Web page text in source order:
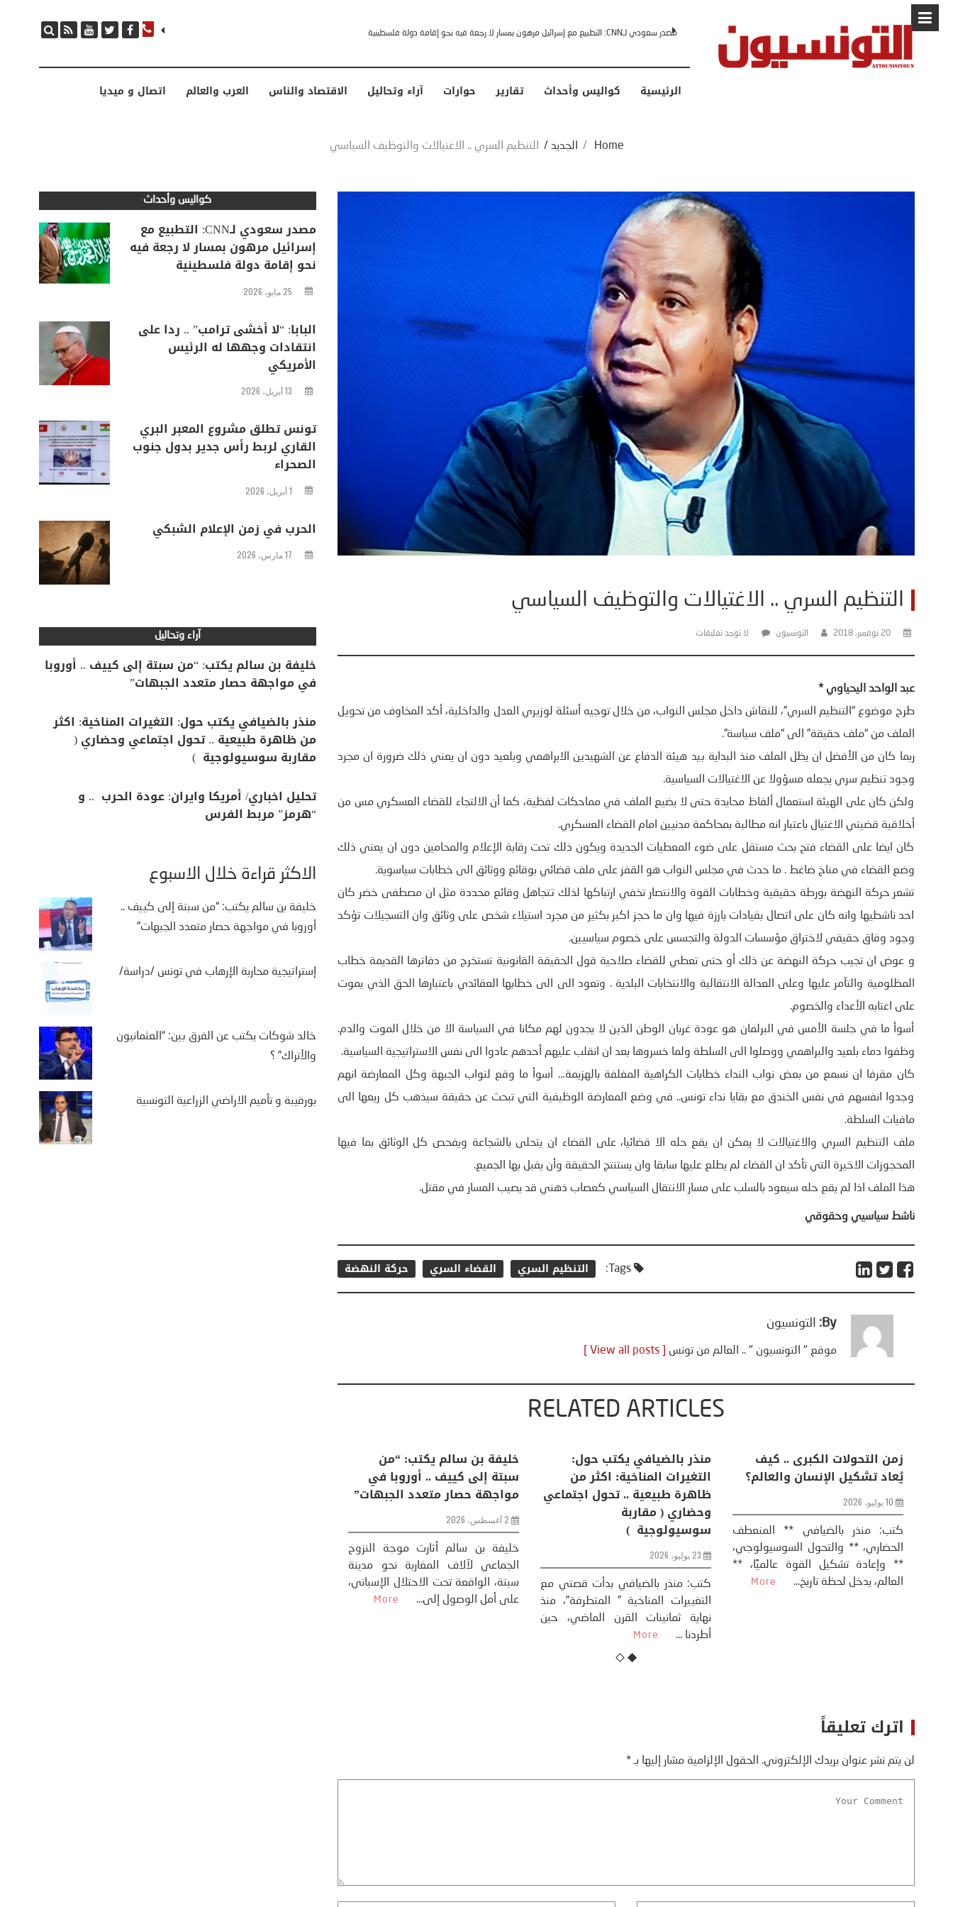
مصدر سعودي لـCNN: التطبيع مع إسرائيل مرهون بمسار لا رجعة فيه نحو إقامة دولة فلسطينية البابا: “لا أخشى ترامب” .. ردا على انتقادات وجهها له الرئيس الأمريكي
الرئيسية كواليس وأحداث تقارير حوارات آراء وتحاليل الاقتصاد والناس العرب والعالم اتصال و ميديا
Home
/ الجديد / التنظيم السري .. الاغتيالات والتوظيف السياسي
التنظيم السري .. الاغتيالات والتوظيف السياسي
20 نوفمبر، 2018 التونسيون لا توجد تعليقات
عبد الواحد اليحياوي *
طرح موضوع “التنظيم السري”، للنقاش داخل مجلس النواب، من خلال توجيه أسئلة لوزيري العدل والداخلية، أكد المخاوف من تحويل
الملف من “ملف حقيقة” الى “ملف سياسة”.
ربما كان من الأفضل ان يظل الملف منذ البداية بيد هيئة الدفاع عن الشهيدين الابراهمي وبلعيد دون ان يعني ذلك ضرورة ان مجرد
وجود تنظيم سري يجعله مسؤولا عن الاغتيالات السياسية.
ولكن كان على الهيئة استعمال ألفاظ محايدة حتى لا يضيع الملف في مماحكات لفظية، كما أن الالتجاء للقضاء العسكري مس من
أخلاقية قضيتي الاغتيال باعتبار انه مطالبة بمحاكمة مدنيين امام القضاء العسكري.
كان ايضا على القضاء فتح بحث مستقل على ضوء المعطيات الجديدة ويكون ذلك تحت رقابة الإعلام والمحامين دون ان يعني ذلك
وضع القضاء في مناخ ضاغط . ما حدث في مجلس النواب هو القفز على ملف قضائي بوقائع ووثائق الى خطابات سياسوية.
تشعر حركة النهضة بورطة حقيقية وخطابات القوة والانتصار تخفي ارتباكها لذلك تتجاهل وقائع محددة مثل ان مصطفى خضر كان
احد ناشطيها وانه كان على اتصال بقيادات بارزة فيها وان ما حجز اكبر بكثير من مجرد استيلاء شخص على وثائق وان التسجيلات تؤكد
وجود وفاق حقيقي لاختراق مؤسسات الدولة والتجسس على خصوم سياسيين.
و عوض ان تجيب حركة النهضة عن ذلك أو حتى تعطي للقضاء صلاحية قول الحقيقة القانونية تستخرج من دفاترها القديمة خطاب
المظلومية والتآمر عليها وعلى العدالة الانتقالية والانتخابات البلدية . وتعود الى الى خطابها العقائدي باعتبارها الحق الذي يموت
على اعتابه الأعداء والخصوم.
أسوأ ما في جلسة الأمس في البرلمان هو عودة غربان الوطن الذين لا يجدون لهم مكانا في السياسة الا من خلال الموت والدم.
وظفوا دماء بلعيد والبراهمي ووصلوا الى السلطة ولما خسروها بعد ان انقلب عليهم أحدهم عادوا الى نفس الاستراتيجية السياسية.
كان مقرفا ان نسمع من بعض نواب النداء خطابات الكراهية المغلفة بالهزيمة… أسوأ ما وقع لنواب الجبهة وكل المعارضة انهم
وجدوا انفسهم في نفس الخندق مع بقايا نداء تونس.. في وضع المعارضة الوظيفية التي تبحث عن حقيقة سيذهب كل ريعها الى
مافيات السلطة.
ملف التنظيم السري والاغتيالات لا يمكن ان يقع حله الا قضائيا، على القضاء ان يتحلى بالشجاعة ويفحص كل الوثائق بما فيها
المحجوزات الاخيرة التي تأكد ان القضاء لم يطلع عليها سابقا وان يستنتج الحقيقة وأن يقبل بها الجميع.
هذا الملف اذا لم يقع حله سيعود بالسلب على مسار الانتقال السياسي كعصاب ذهني قد يصيب المسار في مقتل.
ناشط سياسيي وحقوقي
Tags: التنظيم السري القضاء السري حركة النهضة
By: التونسيون
موقع " التونسيون " .. العالم من تونس [ View all posts ]
RELATED ARTICLES
منذر بالضيافي يكتب حول:
التغيرات المناخية: اكثر من
ظاهرة طبيعية .. تحول اجتماعي
وحضاري ( مقاربة
سوسيولوجية )
23 يوليو، 2026
كتب: منذر بالضيافي بدأت قصتي مع
التغييرات المناخية ” المتطرفة”، منذ
زمن التحولات الكبرى .. كيف
يُعاد تشكيل الإنسان والعالم؟
10 يوليو، 2026
كتب: منذر بالضيافي ** المنعطف
** وإعادة تشكيل القوة عالميًا، **
العالم، يدخل لحظة تاريخ...
More
تحليل اخباري/ أمريكا وايران:
عودة الحرب .. و “هرمز” مربط
الفرس
8 يوليو، 2026
تحليل – منذر بالضيافي عاد الرئيس
الأمريكي دونالد ترامب إلى قصف
ايران، وذلك ردا على ما اعتبره الرئيس
اترك تعليقاً
لن يتم نشر عنوان بريدك الإلكتروني. الحقول الإلزامية مشار إليها بـ*
كواليس وأحداث
مصدر سعودي لـCNN: التطبيع مع
إسرائيل مرهون بمسار لا رجعة فيه
نحو إقامة دولة فلسطينية
25 مايو، 2026
البابا: “لا أخشى ترامب” .. ردا على
انتقادات وجهها له الرئيس
الأمريكي
13 أبريل، 2026
تونس تطلق مشروع المعبر البري
القاري لربط رأس جدير بدول جنوب
الصحراء
1 أبريل، 2026
الحرب في زمن الإعلام الشبكي
17 مارس، 2026
آراء وتحاليل
خليفة بن سالم يكتب: “من سبتة إلى كييف .. أوروبا
في مواجهة حصار متعدد الجبهات”
منذر بالضيافي يكتب حول: التغيرات المناخية: اكثر
من ظاهرة طبيعية .. تحول اجتماعي وحضاري (
مقاربة سوسيولوجية )
تحليل اخباري/ أمريكا وايران: عودة الحرب .. و
“هرمز” مربط الفرس
الأكثر قراءة خلال الأسبوع
خليفة بن سالم يكتب: “من سبتة إلى كييف ..
أوروبا في مواجهة حصار متعدد الجبهات”
إستراتيجية محاربة الإرهاب في تونس /دراسة/
خالد شوكات يكتب عن الفرق بين: “العثمانيون
والأتراك” ؟
بورقيبة و تأميم الاراضي الزراعية التونسية